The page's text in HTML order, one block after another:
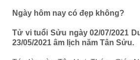
Ngày hôm nay có đẹp không?
Tử vi tuổi Sửu ngày 02/07/2021
23/05/2021 âm lịch năm Tân Sửu.